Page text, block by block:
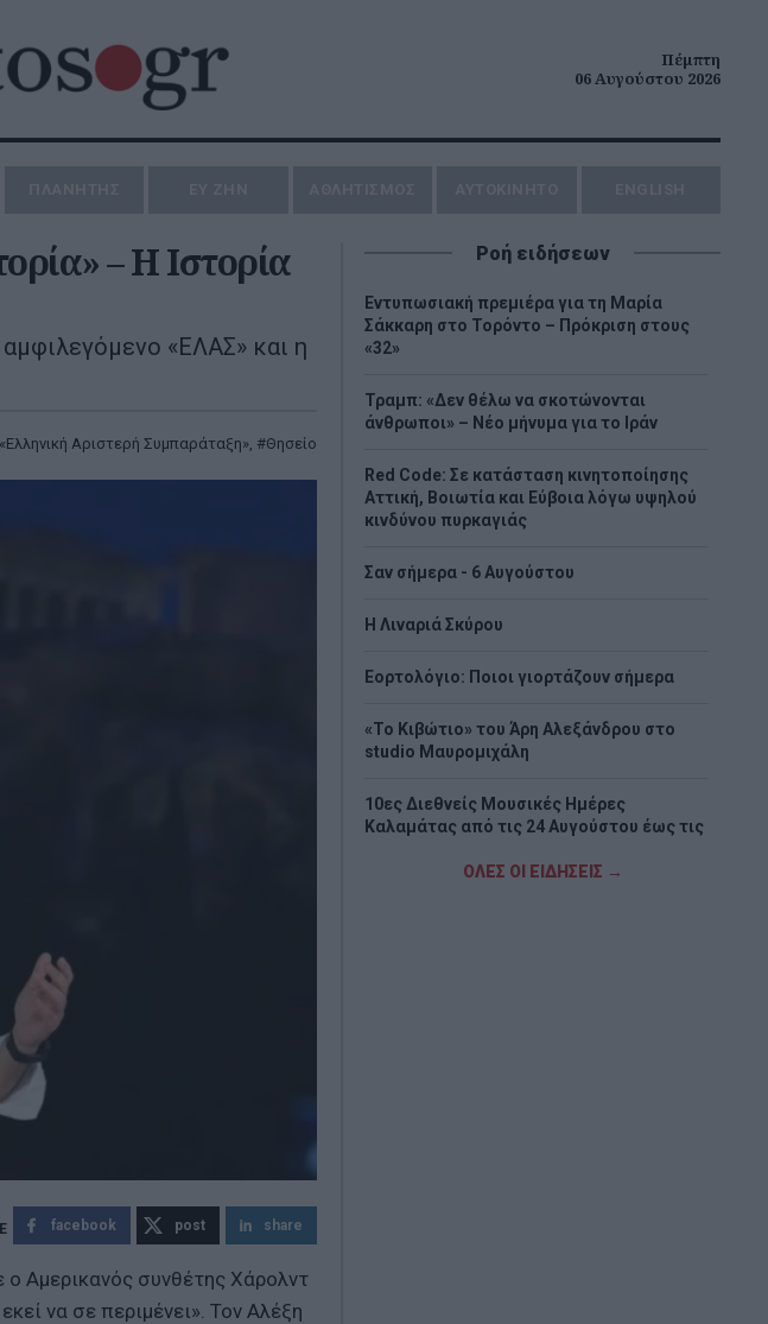
Πέμπτη
06 Αυγούστου 2026
– Η Ιστορία
«ΕΛΑΣ» και η
«Ελληνική Αριστερή Συμπαράταξη», Θησείο
facebook post share
ο Αμερικανός συνθέτης Χάρολντ
να σε περιμένει». Τον Αλέξη
Ροή ειδήσεων
Εντυπωσιακή πρεμιέρα για τη Μαρία
Σάκκαρη στο Τορόντο – Πρόκριση στους
«32»
Τραμπ: «Δεν θέλω να σκοτώνονται
άνθρωποι» – Νέο μήνυμα για το Ιράν
Red Code: Σε κατάσταση κινητοποίησης
Αττική, Βοιωτία και Εύβοια λόγω υψηλού
κινδύνου πυρκαγιάς
Σαν σήμερα - 6 Αυγούστου
H Λιναριά Σκύρου
Εορτολόγιο: Ποιοι γιορτάζουν σήμερα
«Το Κιβώτιο» του Άρη Αλεξάνδρου στο
studio Μαυρομιχάλη
10ες Διεθνείς Μουσικές Ημέρες
Καλαμάτας από τις 24 Αυγούστου έως τις
ΟΛΕΣ ΟΙ ΕΙΔΗΣΕΙΣ →